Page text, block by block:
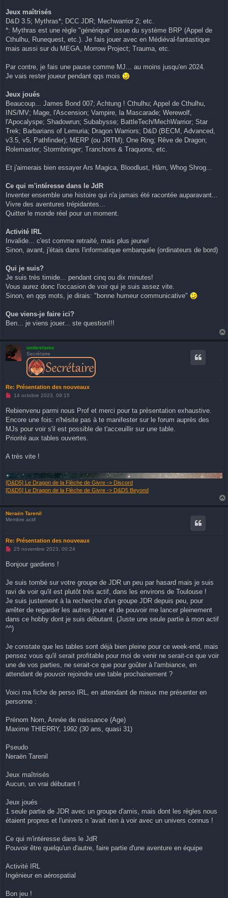
Jeux maîtrisés
D&D 3.5; Mythras*; DCC JDR; Mechwarrior 2; etc.
*: Mythras est une règle "générique" issue du système BRP (Appel de
Cthulhu, Runequest, etc.). Je fais jouer avec en Médiéval-fantastique
mais aussi sur du MEGA, Morrow Project; Trauma, etc.
Par contre, je fais une pause comme MJ... au moins jusqu'en 2024.
Je vais rester joueur pendant qqs mois
Jeux joués
Beaucoup... James Bond 007; Achtung ! Cthulhu; Appel de Cthulhu,
INS/MV; Mage, l'Ascension; Vampire, la Mascarade; Werewolf,
l'Apocalyspe; Shadowrun; Subabysse; BattleTech/MechWarrior; Star
Trek; Barbarians of Lemuria; Dragon Warriors; D&D (BECM, Advanced,
v3.5, v5, Pathfinder); MERP (ou JRTM); One Ring; Rêve de Dragon;
Rolemaster; Stormbringer; Tranchons & Traquons; etc.
Et j'aimerais bien essayer Ars Magica, Bloodlust, Hârn, Whog Shrog...
Ce qui m'intéresse dans le JdR
Inventer ensemble une histoire qui n'a jamais été racontée auparavant...
Vivre des aventures trépidantes...
Quitter le monde réel pour un moment.
Activité IRL
Invalide... c'est comme retraité, mais plus jeune!
Sinon, avant, j'étais dans l'informatique embarquée (ordinateurs de bord)
Qui je suis?
Je suis très timide... pendant cinq ou dix minutes!
Vous aurez donc l'occasion de voir qui je suis assez vite.
Sinon, en qqs mots, je dirais: "bonne humeur communicative"
Que viens-je faire ici?
Ben... je viens jouer... ste question!!!
ombrelame
Secrétaire
Re: Présentation des nouveaux
M
s
a
g
e
n
l
14 octobre 2023, 09:15
Rebienvenu parmi nous Prof et merci pour ta présentation exhaustive.
Encore une fois: n'hésite pas à te manifester sur le forum auprès des
MJs pour voir s'il est possible de t'acceuillir sur une table.
Priorité aux tables ouvertes.
A très vite !
[D&D5] Le Dragon de la Flèche de Givre -> Discord
[D&D5] Le Dragon de la Flèche de Givre -> D&D5 Beyond
Neraën Tarenil
Membre actif
Re: Présentation des nouveaux
M
s
e
n
n
l
25 novembre 2023, 00:24
Bonjour gardiens !
Je suis tombé sur votre groupe de JDR un peu par hasard mais je suis
ravi de voir qu'il est plutôt très actif, dans les environs de Toulouse !
Je suis justement à la recherche d'un groupe JDR depuis peu, pour
arrêter de regarder les autres jouer et de pouvoir me lancer pleinement
dans ce hobby dont je suis débutant. (Juste une seule partie à mon actif
^^)
Je constate que les tables sont déjà bien pleine pour ce week-end, mais
pensez vous qu'il serait profitable pour moi de venir ne serait-ce que voir
une de vos parties, ne serait-ce que pour goûter à l'ambiance, en
attendant de pouvoir rejoindre une table prochainement ?
Voici ma fiche de perso IRL, en attendant de mieux me présenter en
personne :
Prénom Nom, Année de naissance (Age)
Maxime THIERRY, 1992 (30 ans, quasi 31)
Pseudo
Neraën Tarenil
Jeux maîtrisés
Aucun, un vrai débutant !
Jeux joués
1 seule partie de JDR avec un groupe d'amis, mais dont les règles nous
étaient propres et l'univers n 'avait rien à voir avec un univers connus !
Ce qui m'intéresse dans le JdR
Pouvoir être quelqu'un d'autre, faire partie d'une aventure en équipe
Activité IRL
Ingénieur en aérospatial
Bon jeu !